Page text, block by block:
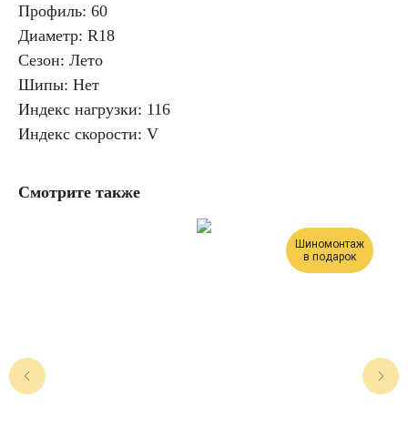
Профиль: 60
Диаметр: R18
Сезон: Лето
Шипы: Нет
Индекс нагрузки: 116
Индекс скорости: V
Смотрите также
Шиномонтаж
в подарок